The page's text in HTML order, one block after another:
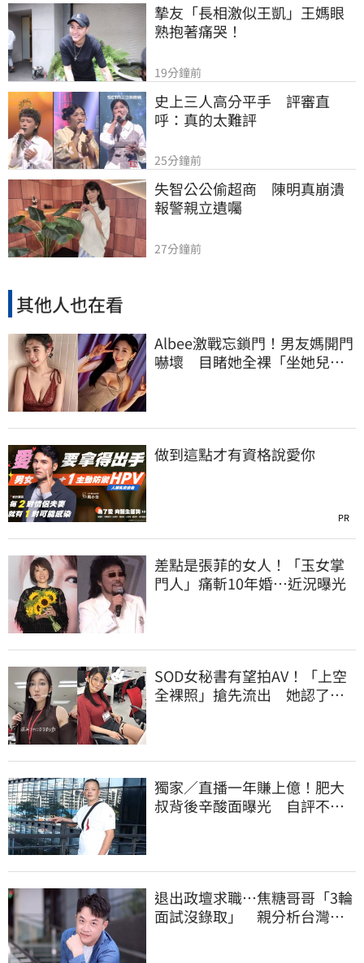
摯友「長相激似王凱」王媽眼
熟抱著痛哭！
19分鐘前
史上三人高分平手　評審直
呼：真的太難評
25分鐘前
失智公公偷超商　陳明真崩潰
報警親立遺囑
27分鐘前
其他人也在看
Albee激戰忘鎖門！男友媽開門
嚇壞 目睹她全裸「坐她兒子
做到這點才有資格說愛你
PR
差點是張菲的女人！「玉女掌
門人」痛斬10年婚…近況曝光
SOD女秘書有望拍AV！「上空
全裸照」搶先流出 她認了：
獨家／直播一年賺上億！肥大
叔背後辛酸面曝光 自評不及
退出政壇求職…焦糖哥哥「3輪
面試沒錄取」 親分析台灣職